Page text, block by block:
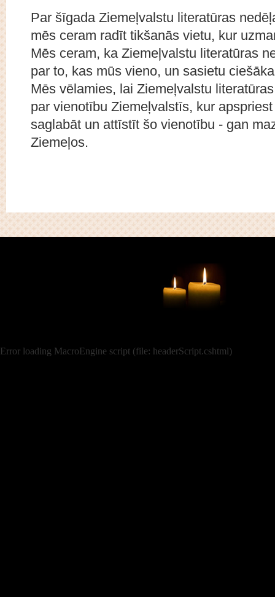
Par šīgada Ziemeļvalstu literatūras
mēs ceram radīt tikšanās vietu, kur
Mēs ceram, ka Ziemeļvalstu literatūras
par to, kas mūs vieno, un sasietu
Mēs vēlamies, lai Ziemeļvalstu
par vienotību Ziemeļvalstīs, kur
saglabāt un attīstīt šo vienotību - gan
Ziemeļos.
Error loading MacroEngine script (file: headerScript.cshtml)